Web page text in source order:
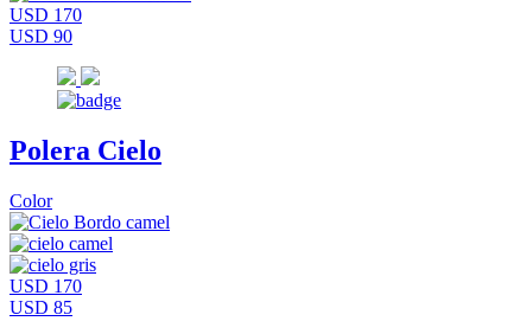
USD 170
USD 90
Polera Cielo
Color
USD 170
USD 85